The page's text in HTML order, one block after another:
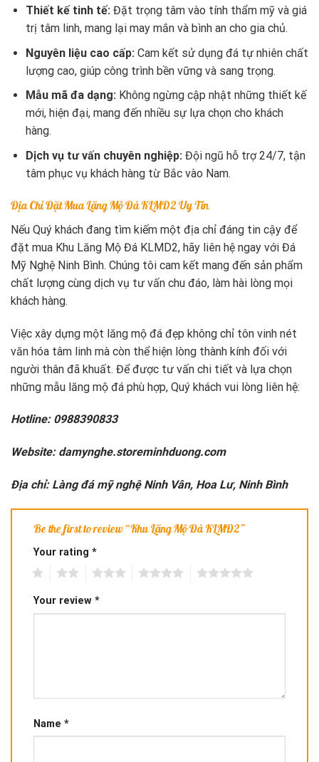
Thiết kế tinh tế:Đặt trọng tâm vào tính thẩm mỹ và giá
trị tâm linh, mang lại may mắn và bình an cho gia chủ.
Nguyên liệu cao cấp: Cam kết sử dụng đá tự nhiên chất
lượng cao, giúp công trình bền vững và sang trọng.
Mẫu mã đa dạng:Không ngừng cập nhật những thiết kế
mới, hiện đại, mang đến nhiều sự lựa chọn cho khách
hàng.
Dịch vụ tư vấn chuyên nghiệp:Đội ngũ hỗ trợ 24/7, tận
tâm phục vụ khách hàng từ Bắc vào Nam.
Địa Chỉ Đặt Mua Lăng Mộ Đá KLMD2 Uy Tín
Nếu Quý khách đang tìm kiếm một địa chỉ đáng tin cậy để
đặt mua Khu Lăng Mộ Đá KLMD2, hãy liên hệ ngay với Đá
Mỹ Nghệ Ninh Bình. Chúng tôi cam kết mang đến sản phẩm
chất lượng cùng dịch vụ tư vấn chu đáo, làm hài lòng mọi
khách hàng.
Việc xây dựng một lăng mộ đá đẹp không chỉ tôn vinh nét
văn hóa tâm linh mà còn thể hiện lòng thành kính đối với
người thân đã khuất. Để được tư vấn chi tiết và lựa chọn
những mẫu lăng mộ đá phù hợp, Quý khách vui lòng liên hệ:
Hotline: 0988390833
Website:damynghe.storeminhduong.com
Địa chỉ: Làng đá mỹ nghệ Ninh Vân, Hoa Lư, Ninh Bình
Be the first to review “Khu Lăng Mộ Đá KLMĐ2”
Your rating *
Your review *
Name *